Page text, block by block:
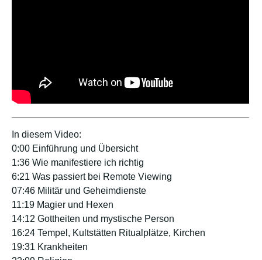
In diesem Video:
0:00 Einführung und Übersicht
1:36 Wie manifestiere ich richtig
6:21 Was passiert bei Remote Viewing
07:46 Militär und Geheimdienste
11:19 Magier und Hexen
14:12 Gottheiten und mystische Person
16:24 Tempel, Kultstätten Ritualplätze, Kirchen
19:31 Krankheiten